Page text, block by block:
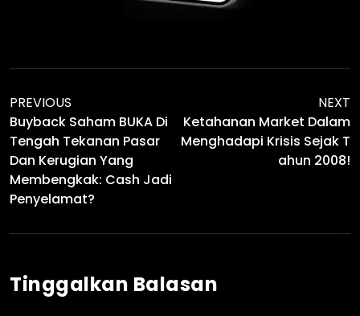
PREVIOUS
Buyback Saham BUKA Di
Tengah Tekanan Pasar
Dan Kerugian Yang
Membengkak: Cash Jadi
Penyelamat?
NEXT
Ketahanan Market Dalam
Menghadapi Krisis Sejak T
Ahun 2008!
Tinggalkan Balasan